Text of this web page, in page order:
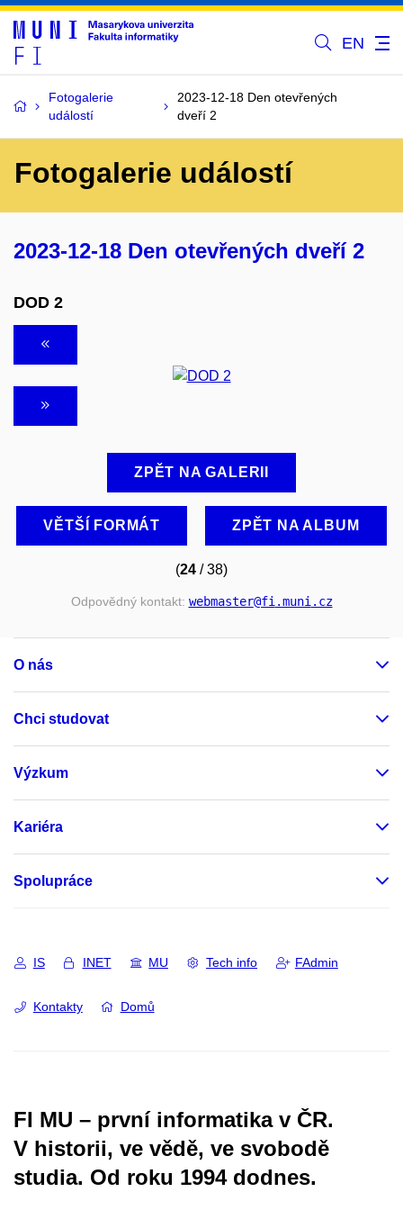
EN
Fotogalerie
událostí
2023-12-18 Den otevřených
dveří 2
Fotogalerie událostí
2023-12-18 Den otevřených dveří 2
DOD 2
ZPĚT NA GALERII
VĚTŠÍ FORMÁT ZPĚT NA ALBUM
(24 / 38)
Odpovědný kontakt: webmaster@fi.muni.cz
O nás
Chci studovat
Výzkum
Kariéra
Spolupráce
IS INET MU Tech info FAdmin
Kontakty Domů
FI MU – první informatika v ČR.
V historii, ve vědě, ve svobodě
studia. Od roku 1994 dodnes.